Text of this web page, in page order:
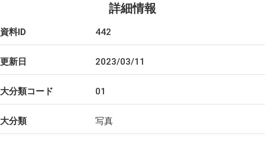
詳細情報
資料ID 442
更新日 2023/03/11
大分類コード 01
大分類 写真